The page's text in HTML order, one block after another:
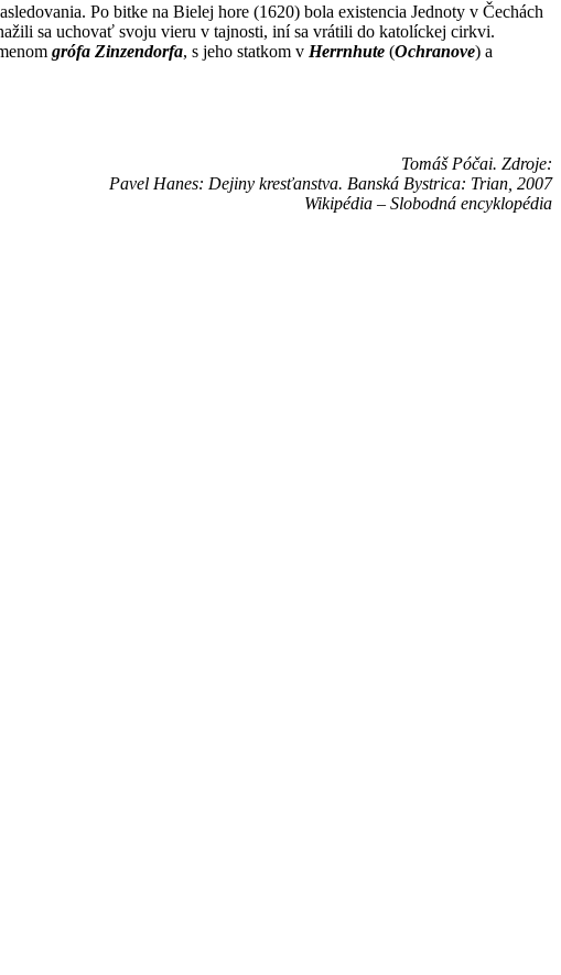
Po bitke na Bielej hore (1620) bola existencia Jednoty v Čechách
sa uchovať svoju vieru v tajnosti, iní sa vrátili do katolíckej cirkvi.
grófa Zinzendorfa, s jeho statkom v Herrnhute (Ochranove) a
Tomáš Póčai. Zdroje:
Pavel Hanes: Dejiny kresťanstva. Banská Bystrica: Trian, 2007
Wikipédia – Slobodná encyklopédia